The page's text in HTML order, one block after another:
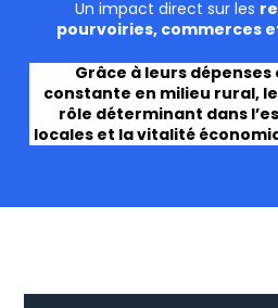
Un impact direct sur les
pourvoiries, commerces
Grâce à leurs
constante en milieu rural,
rôle déterminant dans
locales et la vitalité